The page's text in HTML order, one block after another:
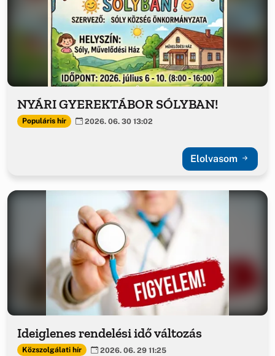
NYÁRI GYEREKTÁBOR SÓLYBAN!
Populáris hír 2026. 06. 30 13:02
Elolvasom
Ideiglenes rendelési idő változás
Közszolgálati hír 2026. 06. 29 11:25